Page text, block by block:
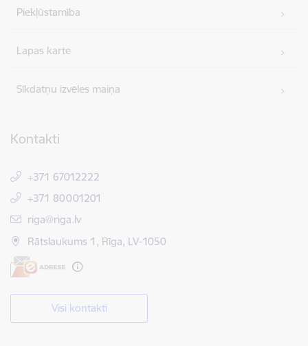
Piekļūstamība
Lapas karte
Sīkdatņu izvēles maiņa
Kontakti
+371 67012222
+371 80001201
E-pasts:
riga@riga.lv
Rātslaukums 1, Rīga, LV-1050
Visi kontakti